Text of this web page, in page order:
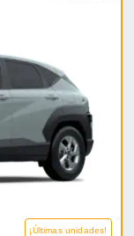
¡Últimas unidades!